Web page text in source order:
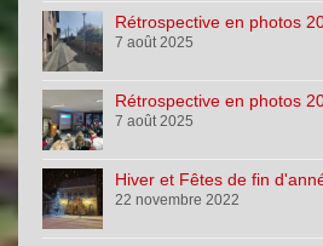
Rétrospective en photos
7 août 2025
Rétrospective en photos
7 août 2025
Hiver et Fêtes de fin
22 novembre 2022